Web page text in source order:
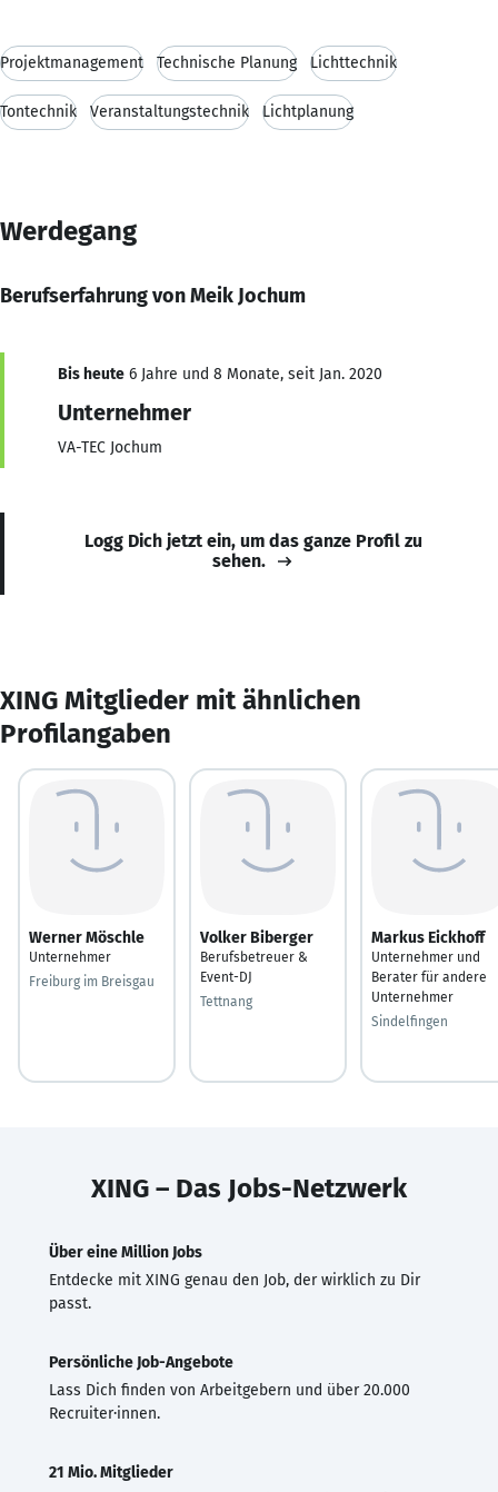
Projektmanagement Technische Planung Lichttechnik
Tontechnik Veranstaltungstechnik Lichtplanung
Werdegang
Berufserfahrung von Meik Jochum
Bis heute 6 Jahre und 8 Monate, seit Jan. 2020
Unternehmer
VA-TEC Jochum
Logg Dich jetzt ein, um das ganze Profil zu
sehen.
XING Mitglieder mit ähnlichen
Profilangaben
Werner Möschle
Unternehmer
Freiburg im Breisgau
Volker Biberger
Berufsbetreuer &
Event-DJ
Tettnang
Markus Eickhoff
Unternehmer und
Berater für andere
Unternehmer
Sindelfingen
XING – Das Jobs-Netzwerk
Über eine Million Jobs
Entdecke mit XING genau den Job, der wirklich zu Dir
passt.
Persönliche Job-Angebote
Lass Dich finden von Arbeitgebern und über 20.000
Recruiter·innen.
21 Mio. Mitglieder